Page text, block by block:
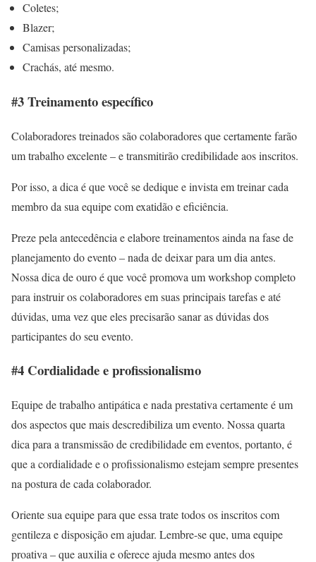
Coletes;
Blazer;
Camisas personalizadas;
Crachás, até mesmo.
#3 Treinamento específico
Colaboradores treinados são colaboradores que certamente farão
um trabalho excelente – e transmitirão credibilidade aos inscritos.
Por isso, a dica é que você se dedique e invista em treinar cada
membro da sua equipe com exatidão e eficiência.
Preze pela antecedência e elabore treinamentos ainda na fase de
planejamento do evento – nada de deixar para um dia antes.
Nossa dica de ouro é que você promova um workshop completo
para instruir os colaboradores em suas principais tarefas e até
dúvidas, uma vez que eles precisarão sanar as dúvidas dos
participantes do seu evento.
#4 Cordialidade e profissionalismo
Equipe de trabalho antipática e nada prestativa certamente é um
dos aspectos que mais descredibiliza um evento. Nossa quarta
dica para a transmissão de credibilidade em eventos, portanto, é
que a cordialidade e o profissionalismo estejam sempre presentes
na postura de cada colaborador.
Oriente sua equipe para que essa trate todos os inscritos com
gentileza e disposição em ajudar. Lembre-se que, uma equipe
proativa – que auxilia e oferece ajuda mesmo antes dos